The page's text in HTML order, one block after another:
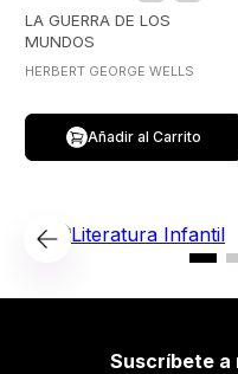
LA GUERRA DE LOS
MUNDOS
HERBERT GEORGE WELLS
Añadir al Carrito
Suscríbete